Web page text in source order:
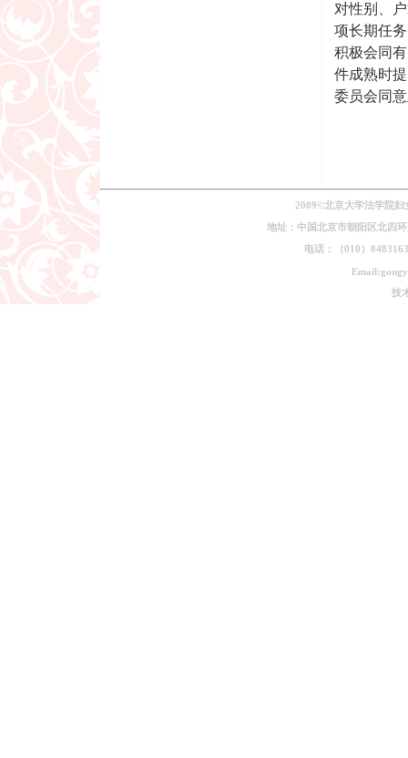
对性别、
项长期任
积极会同
件成熟时
委员会同
2009©北京大学法学院
地址：中国北京市朝阳区北四
电话：（010）
技